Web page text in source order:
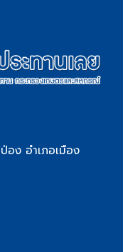
ง อำเภอเมือง